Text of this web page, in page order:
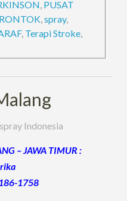
, PUSAT
,spray,
, Terapi Stroke,
Indonesia
– JAWA TIMUR :
1758